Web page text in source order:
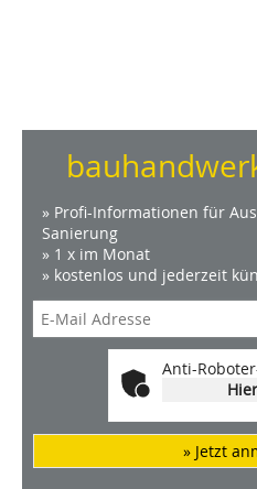
» Profi-Informationen für
Sanierung
» 1 x im Monat
» kostenlos und jederzeit
Anti-
» Jetzt